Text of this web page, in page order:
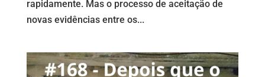
rapidamente. Mas o processo de aceitação de
novas evidências entre os...